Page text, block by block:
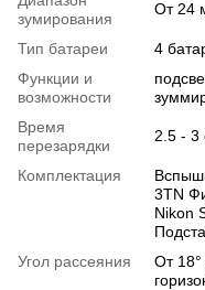
зумирования
От 24
Тип батареи
4
Функции и
возможности
Время
перезарядки
2.5 - 3
Комплектация
3TN
Nikon
Угол рассеяния
От 18°